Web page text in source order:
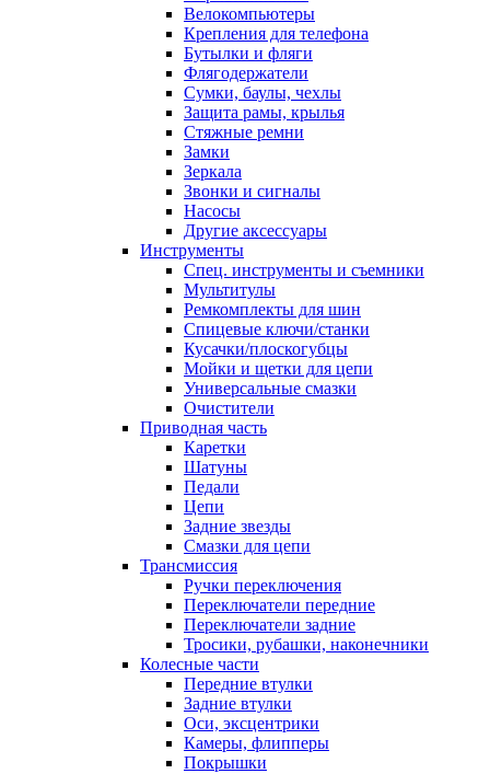
Велокомпьютеры
Крепления для телефона
Бутылки и фляги
Флягодержатели
Сумки, баулы, чехлы
Защита рамы, крылья
Стяжные ремни
Замки
Зеркала
Звонки и сигналы
Насосы
Другие аксессуары
Инструменты
Спец. инструменты и съемники
Мультитулы
Ремкомплекты для шин
Спицевые ключи/станки
Кусачки/плоскогубцы
Мойки и щетки для цепи
Универсальные смазки
Очистители
Приводная часть
Каретки
Шатуны
Педали
Цепи
Задние звезды
Смазки для цепи
Трансмиссия
Ручки переключения
Переключатели передние
Переключатели задние
Тросики, рубашки, наконечники
Колесные части
Передние втулки
Задние втулки
Оси, эксцентрики
Камеры, флипперы
Покрышки